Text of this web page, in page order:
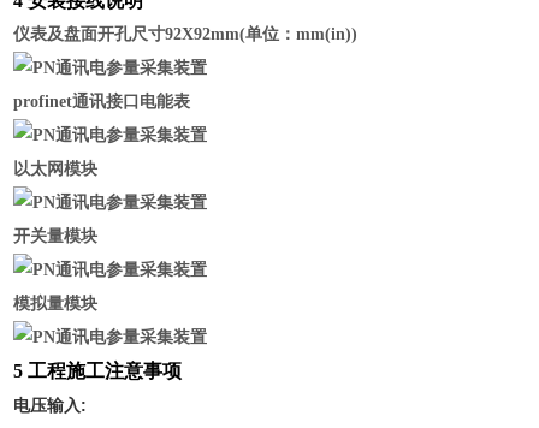
仪表及盘面开孔尺寸92X92mm(单位：mm(in))
profinet通讯接口电能表
以太网模块
开关量模块
模拟量模块
5 工程施工注意事项
电压输入: